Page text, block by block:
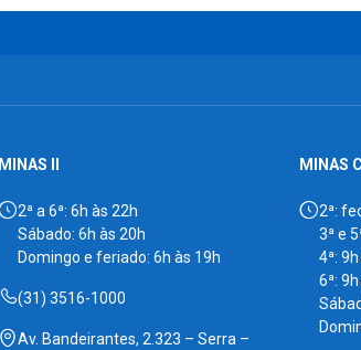
MINAS II
2ª a 6ª: 6h às 22h
Sábado: 6h às 20h
Domingo e feriado: 6h às 19h
(31) 3516-1000
Av. Bandeirantes, 2.323 – Serra –
MINAS
2ª:
3ª e
4ª:
6ª: